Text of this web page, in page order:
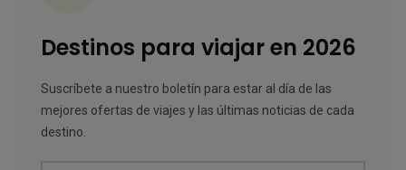
Destinos para viajar en 2026
Suscríbete a nuestro boletín para estar al día de las
mejores ofertas de viajes y las últimas noticias de cada
destino.